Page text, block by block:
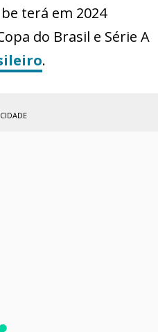
terá em 2024
do Brasil e Série A
.